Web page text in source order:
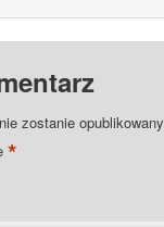
zostanie
*